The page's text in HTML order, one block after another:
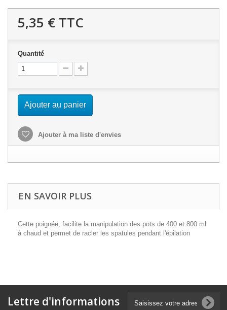
5,35 € TTC
Quantité
Ajouter au panier
Ajouter à ma liste d'envies
EN SAVOIR PLUS
Cette poignée, facilite la manipulation des pots de 400 et 800 ml
à chaud et permet de racler les spatules pendant l'épilation
Lettre d'informations